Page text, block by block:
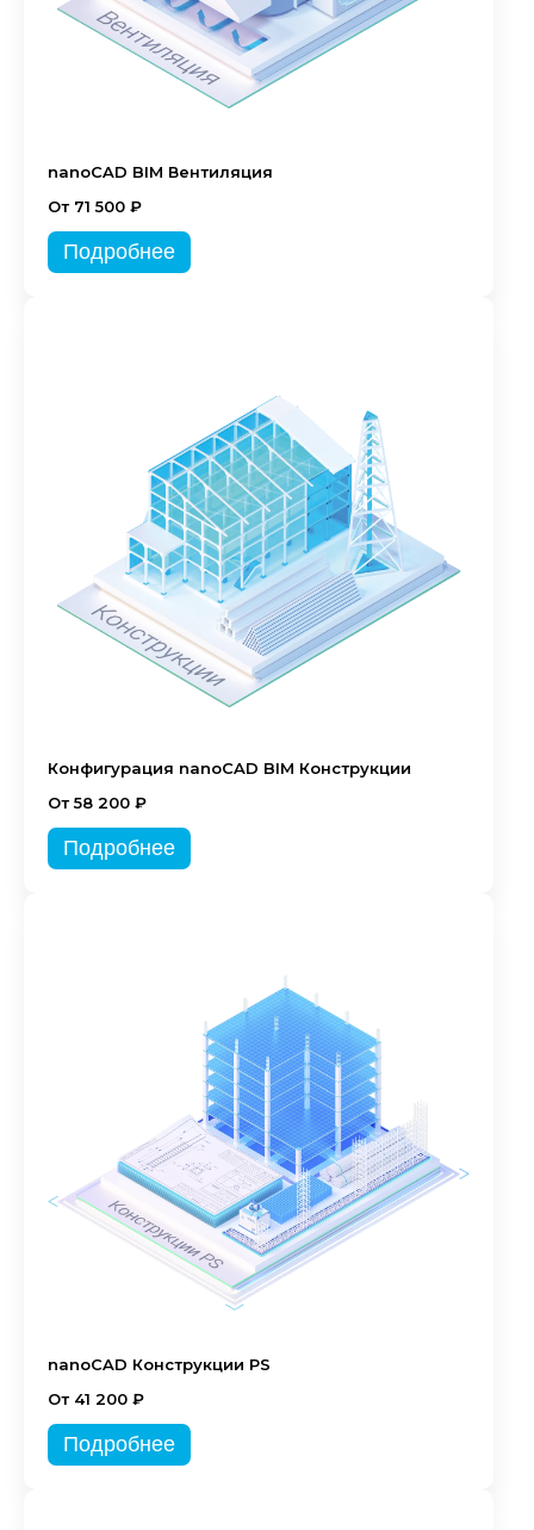
nanoCAD BIM Вентиляция
От 71 500 ₽
Подробнее
Конфигурация nanoCAD BIM Конструкции
От 58 200 ₽
Подробнее
nanoCAD Конструкции PS
От 41 200 ₽
Подробнее